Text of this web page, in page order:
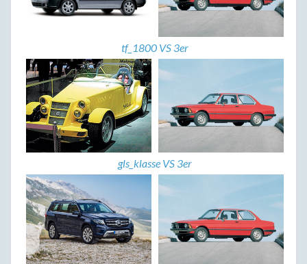
tf_1800 VS 3er
gls_klasse VS 3er